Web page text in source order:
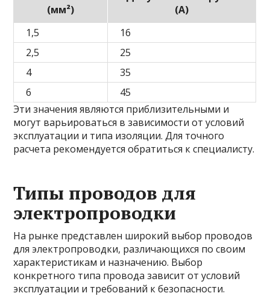
(мм²)
(А)
1,5
16
2,5
25
4
35
6
45
Эти значения являются приблизительными и
могут варьироваться в зависимости от условий
эксплуатации и типа изоляции. Для точного
расчета рекомендуется обратиться к специалисту.
Типы проводов для
электропроводки
На рынке представлен широкий выбор проводов
для электропроводки, различающихся по своим
характеристикам и назначению. Выбор
конкретного типа провода зависит от условий
эксплуатации и требований к безопасности.